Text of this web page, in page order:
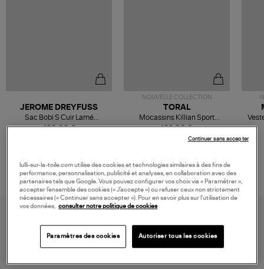
480,00 €
JEROME DREYFUSS
Sac Bobi S Cuir Lamé
Champagne
NOUVELLE COLLECTION
189,00 €
TORAL
Mocassins Killian Sport
Mousse
lulli-sur-la-toile.com utilise des cookies et technologies similaires à des fins de
performance, personnalisation, publicité et analyses, en collaboration avec des
partenaires tels que Google. Vous pouvez configurer vos choix via « Paramétrer »,
accepter l’ensemble des cookies (« J’accepte ») ou refuser ceux non strictement
nécessaires (« Continuer sans accepter »). Pour en savoir plus sur l’utilisation de
vos données, consulter notre politique de cookies
Paramètres des cookies Autoriser tous les cookies
Continuer sans accepter